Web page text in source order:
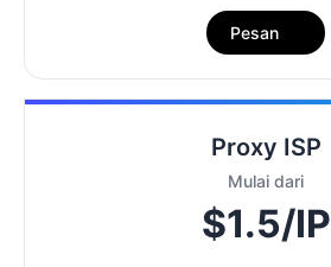
Pesan
Proxy ISP
Mulai dari
$1.5/IP